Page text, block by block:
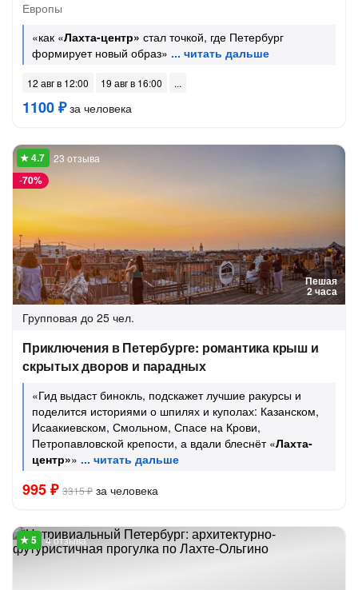
Европы
«как «Лахта-центр» стал точкой, где Петербург
формирует новый образ»
12 авг в 12:00 19 авг в 16:00
1100 ₽за человека
Пешая
2 часа
-70%
23 отзыва
Групповая до 25 чел.
Приключения в Петербурге: романтика крыш и
скрытых дворов и парадных
«Гид выдаст бинокль, подскажет лучшие ракурсы и
поделится историями о шпилях и куполах: Казанском,
Исаакиевском, Смольном, Спасе на Крови,
Петропавловской крепости, а вдали блеснёт «Лахта-
центр»»
995 ₽ 3315 ₽ за человека
4 отзыва